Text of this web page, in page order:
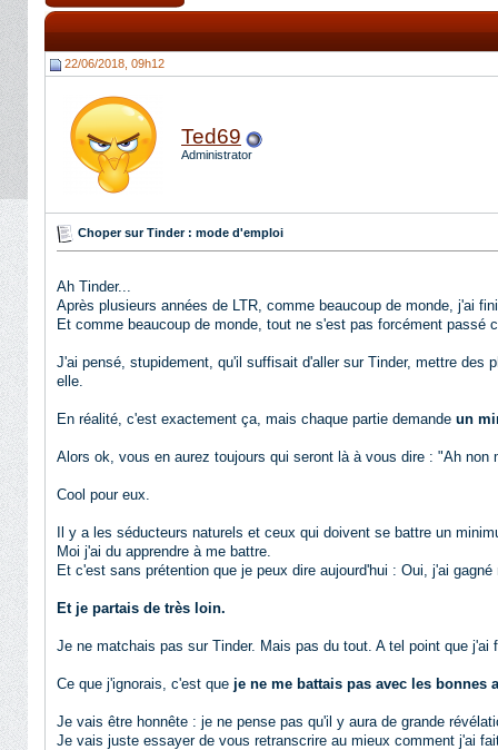
22/06/2018, 09h12
Ted69
Administrator
Choper sur Tinder : mode d'emploi
Ah Tinder...
Après plusieurs années de LTR, comme beaucoup de monde, j'ai
Et comme beaucoup de monde, tout ne s'est pas forcément passé
J'ai pensé, stupidement, qu'il suffisait d'aller sur Tinder, mettre
elle.
En réalité, c'est exactement ça, mais chaque partie demande un
Alors ok, vous en aurez toujours qui seront là à vous dire : "Ah
Cool pour eux.
Il y a les séducteurs naturels et ceux qui doivent se battre un
Moi j'ai du apprendre à me battre.
Et c'est sans prétention que je peux dire aujourd'hui : Oui, j'ai
Et je partais de très loin.
Je ne matchais pas sur Tinder. Mais pas du tout. A tel point que j'ai
Ce que j'ignorais, c'est que je ne me battais pas avec les bonnes
Je vais être honnête : je ne pense pas qu'il y aura de grande
Je vais juste essayer de vous retranscrire au mieux comment j'ai